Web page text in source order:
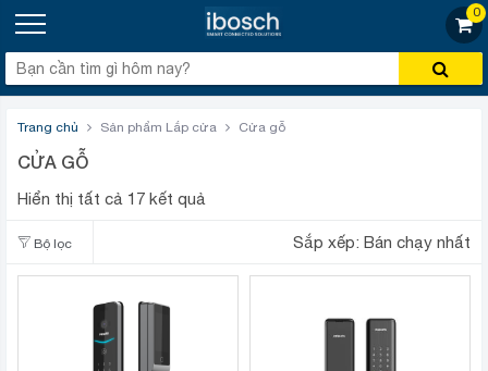
0
Trang chủ Sản phẩm Lắp cửa Cửa gỗ
CỬA GỖ
Hiển thị tất cả 17 kết quả
Bộ lọc Sắp xếp: Bán chạy nhất